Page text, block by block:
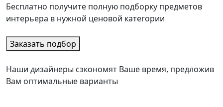
Бесплатно получите полную подборку предметов
интерьера в нужной ценовой категории
Заказать подбор
Наши дизайнеры сэкономят Ваше время, предложив
Вам оптимальные варианты